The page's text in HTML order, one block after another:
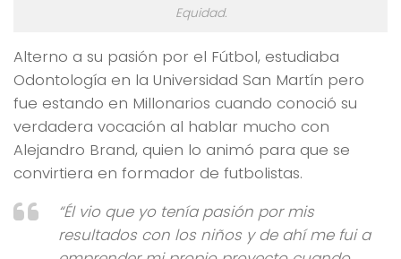
Equidad.
Alterno a su pasión por el Fútbol, estudiaba
Odontología en la Universidad San Martín pero
fue estando en Millonarios cuando conoció su
verdadera vocación al hablar mucho con
Alejandro Brand, quien lo animó para que se
convirtiera en formador de futbolistas.
“Él vio que yo tenía pasión por mis
resultados con los niños y de ahí me fui a